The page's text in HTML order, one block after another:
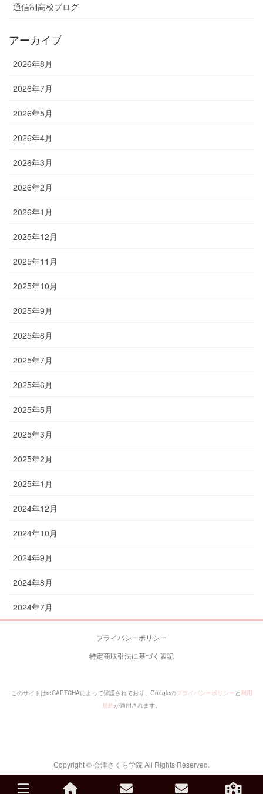
通信制高校ブログ
アーカイブ
2026年8月
2026年7月
2026年5月
2026年4月
2026年3月
2026年2月
2026年1月
2025年12月
2025年11月
2025年10月
2025年9月
2025年8月
2025年7月
2025年6月
2025年5月
2025年3月
2025年2月
2025年1月
2024年12月
2024年10月
2024年9月
2024年8月
2024年7月
プライバシーポリシー
特定商取引法に基づく表記
このサイトはreCAPTCHAによって保護されており、Googleのプライバシーポリシーと利用
規約が適用されます。
Copyright © 会津さくら学院 All Rights Reserved.